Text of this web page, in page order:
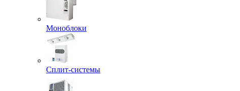
Моноблоки
Сплит-системы